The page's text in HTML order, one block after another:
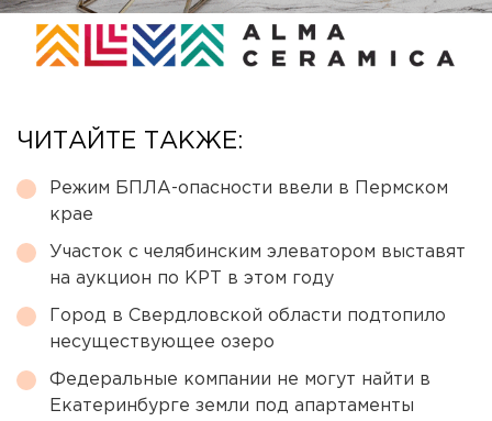
ЧИТАЙТЕ ТАКЖЕ:
Режим БПЛА-опасности ввели в Пермском
крае
Участок с челябинским элеватором выставят
на аукцион по КРТ в этом году
Город в Свердловской области подтопило
несуществующее озеро
Федеральные компании не могут найти в
Екатеринбурге земли под апартаменты